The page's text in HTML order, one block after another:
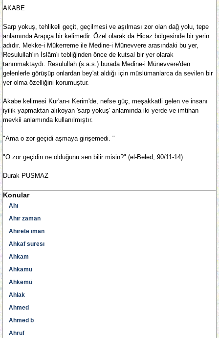
AKABE
Sarp yokuş, tehlikeli geçit, geçilmesi ve aşılması zor olan dağ yolu, tepe
anlamında Arapça bir kelimedir. Özel olarak da Hicaz bölgesinde bir yerin
adıdır. Mekke-i Mükerreme ile Medine-i Münevvere arasındaki bu yer,
Resulullah'ın İslâm'ı tebliğinden önce de kutsal bir yer olarak
tanınmaktaydı. Resulullah (s.a.s.) burada Medine-i Münevvere'den
gelenlerle görüşüp onlardan bey'at aldığı için müslümanlarca da sevilen bir
yer olma özelliğini korumuştur.
Akabe kelimesi Kur'an-ı Kerim'de, nefse güç, meşakkatli gelen ve insanı
iyilik yapmaktan alıkoyan 'sarp yokuş' anlamında iki yerde ve imtihan
mevkii anlamında kullanılmıştır.
"Ama o zor geçidi aşmaya girişemedi. "
"O zor geçidin ne olduğunu sen bilir misin?" (el-Beled, 90/11-14)
Durak PUSMAZ
Konular
Ahı
Ahır zaman
Ahırete ıman
Ahkaf suresı
Ahkam
Ahkamu
Ahkemü
Ahlak
Ahmed
Ahmed b
Ahruf